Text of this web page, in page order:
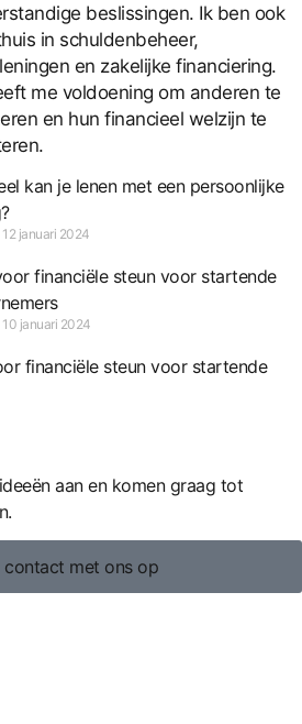
beslissingen. Ik ben ook
in schuldenbeheer,
en zakelijke financiering.
me voldoening om anderen te
en hun financieel welzijn te
kan je lenen met een persoonlijke
12 januari 2024
financiële steun voor startende
10 januari 2024
financiële steun voor startende
aan en komen graag tot
contact met ons op